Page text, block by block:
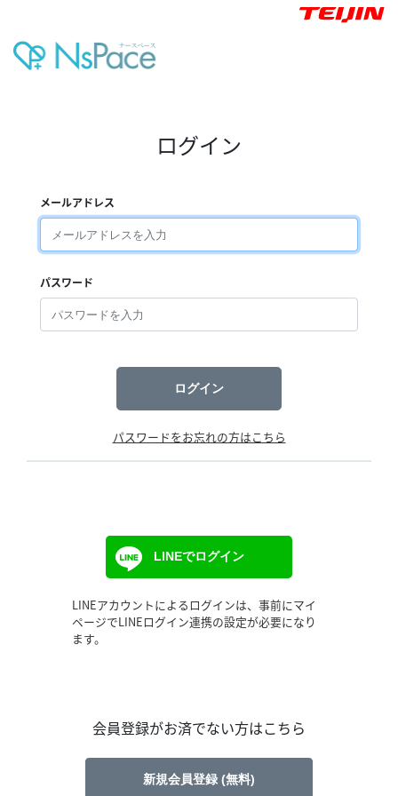
ログイン
メールアドレス
パスワード
ログイン
パスワードをお忘れの方はこちら
LINEでログイン
LINEアカウントによるログインは、事前にマイ
ページでLINEログイン連携の設定が必要になり
ます。
会員登録がお済でない方はこちら
新規会員登録 (無料)